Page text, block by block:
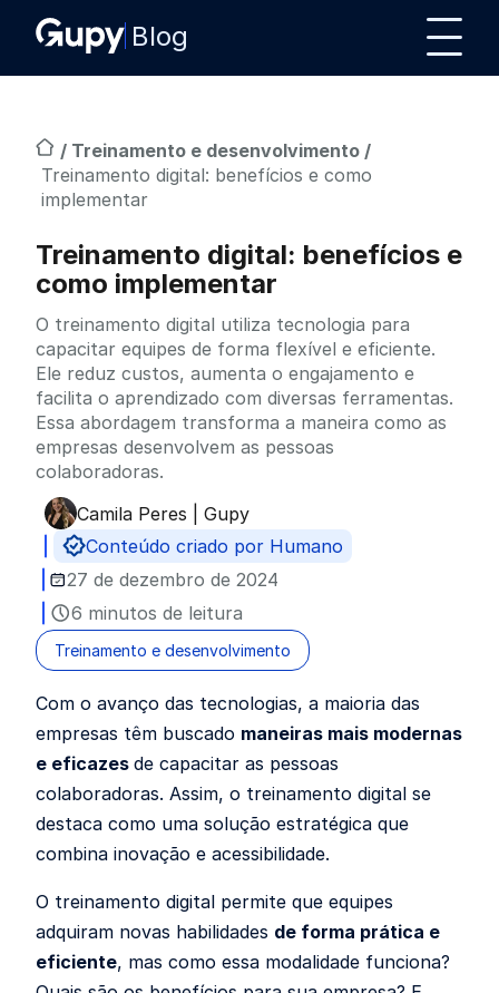
Blog
/ Treinamento e desenvolvimento /
Treinamento digital: benefícios e como
implementar
Treinamento digital: benefícios e
como implementar
O treinamento digital utiliza tecnologia para
capacitar equipes de forma flexível e eficiente.
Ele reduz custos, aumenta o engajamento e
facilita o aprendizado com diversas ferramentas.
Essa abordagem transforma a maneira como as
empresas desenvolvem as pessoas
colaboradoras.
Publicado por
Camila Peres | Gupy
Conteúdo criado por Humano
27 de dezembro de 2024
6 minutos de leitura
Treinamento e desenvolvimento
Com o avanço das tecnologias, a maioria das
empresas têm buscado maneiras mais modernas
e eficazes de capacitar as pessoas
colaboradoras. Assim, o treinamento digital se
destaca como uma solução estratégica que
combina inovação e acessibilidade.
O treinamento digital permite que equipes
adquiram novas habilidades de forma prática e
eficiente, mas como essa modalidade funciona?